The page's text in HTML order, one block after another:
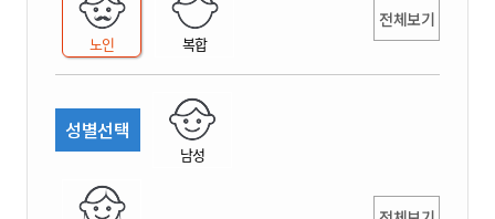
노인 복합
전체보기
성별선택
남성